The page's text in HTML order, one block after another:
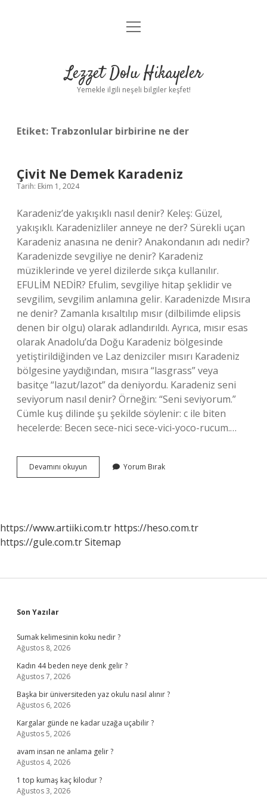
Anasayfa
Yasal Uyarı
menüyü
Lezzet Dolu Hikayeler
Yemekle ilgili neşeli bilgiler keşfet!
Etiket: Trabzonlular birbirine ne der
Çivit Ne Demek Karadeniz
Tarih: Ekim 1, 2024
Karadeniz’de yakışıklı nasıl denir? Keleş: Güzel,
yakışıklı. Karadenizliler anneye ne der? Sürekli uçan
Karadeniz anasına ne denir? Anakondanın adı nedir?
Karadenizde sevgiliye ne denir? Karadeniz
müziklerinde ve yerel dizilerde sıkça kullanılır.
EFULİM NEDİR? Efulim, sevgiliye hitap şeklidir ve
sevgilim, sevgilim anlamına gelir. Karadenizde Mısıra
ne denir? Zamanla kısaltılıp mısır (dilbilimde elipsis
denen bir olgu) olarak adlandırıldı. Ayrıca, mısır esas
olarak Anadolu’da Doğu Karadeniz bölgesinde
yetiştirildiğinden ve Laz denizciler mısırı Karadeniz
bölgesine yaydığından, mısıra “lasgrass” veya
basitçe “lazut/lazot” da deniyordu. Karadeniz seni
seviyorum nasıl denir? Örneğin: “Seni seviyorum.”
Cümle kuş dilinde şu şekilde söylenir: c ile biten
hecelerde: Becen sece-nici sece-vici-yoco-rucum.…
Devamını okuyun
Ne
Yorum Bırak
https://www.artiiki.com.tr https://heso.com.tr
https://gule.com.trSitemap
Sidebar
Son Yazılar
Sumak kelimesinin koku nedir ?
Ağustos 8, 2026
Kadın 44 beden neye denk gelir ?
Ağustos 7, 2026
Başka bir üniversiteden yaz okulu nasıl alınır ?
Ağustos 6, 2026
Kargalar günde ne kadar uzağa uçabilir ?
Ağustos 5, 2026
avam insan ne anlama gelir ?
Ağustos 4, 2026
1 top kumaş kaç kilodur ?
Ağustos 3, 2026